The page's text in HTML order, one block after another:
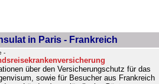
in Paris - Frankreich
-
über den Versicherungschutz für das
sowie für Besucher aus Frankreich